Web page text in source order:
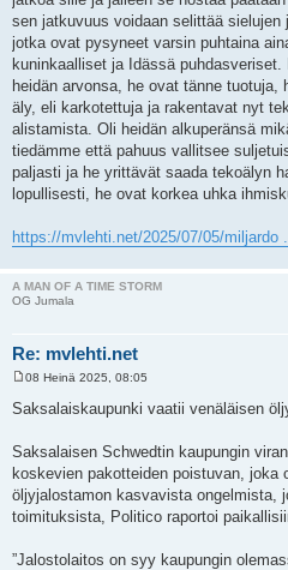
sen jatkuvuus voidaan selittää
jotka ovat pysyneet varsin puhtaina
kuninkaalliset ja Idässä
heidän arvonsa, he ovat tänne tuotuja,
äly, eli karkotettuja ja rakentavat nyt
alistamista. Oli heidän alkuperänsä
tiedämme että pahuus vallitsee
paljasti ja he yrittävät saada tekoälyn
lopullisesti, he ovat korkea uhka
https://mvlehti.net/2025/07/05/miljardo
A MAN OF A TIME STORM
OG Jumala
Re: mvlehti.net
e
i
08 Heinä 2025, 08:05
Saksalaiskaupunki vaatii venäläisen
Saksalaisen Schwedtin kaupungin
koskevien pakotteiden poistuvan, joka
öljyjalostamon kasvavista ongelmista,
toimituksista, Politico raportoi
”Jalostolaitos on syy kaupungin